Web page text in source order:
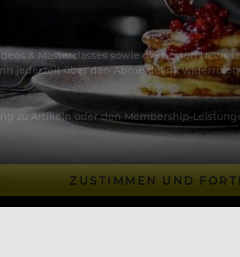
& Masterclasses sowie die besten
jederzeit über den Abmeldelink
zu Artikeln oder den Membership-
ZUSTIMMEN UND